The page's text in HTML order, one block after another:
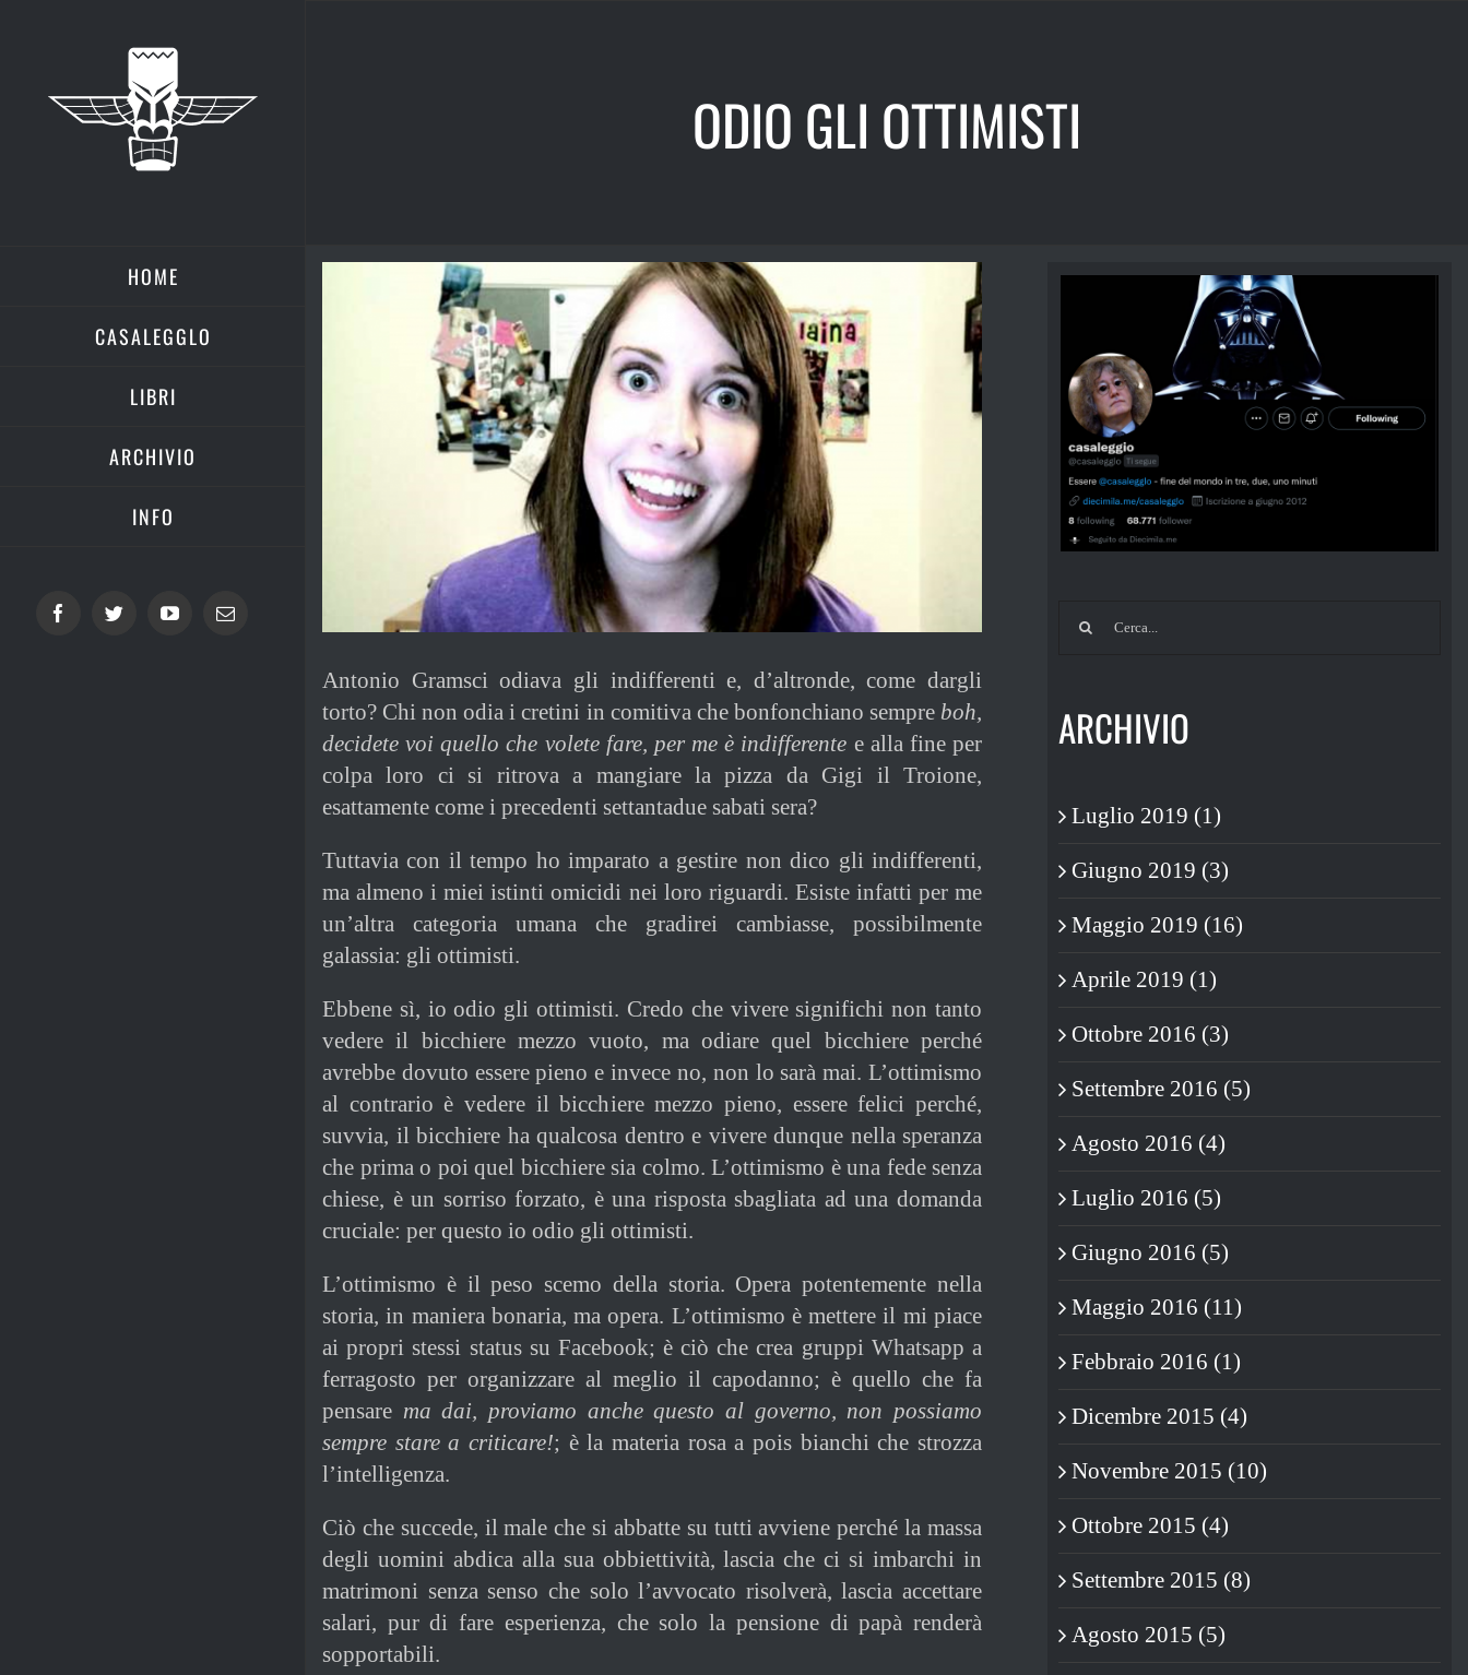
HOME
CASALEGGLO
LIBRI
ARCHIVIO
INFO
FacebookTwitterYouTubeEmail
ODIO GLI OTTIMISTI
Antonio Gramsci odiava gli indifferenti e, d’altronde, come dargli
torto? Chi non odia i cretini in comitiva che bonfonchiano sempre boh,
decidete voi quello che volete fare, per me è indifferente e alla fine per
colpa loro ci si ritrova a mangiare la pizza da Gigi il Troione,
esattamente come i precedenti settantadue sabati sera?
Tuttavia con il tempo ho imparato a gestire non dico gli indifferenti,
ma almeno i miei istinti omicidi nei loro riguardi. Esiste infatti per me
un’altra categoria umana che gradirei cambiasse, possibilmente
galassia: gli ottimisti.
Ebbene sì, io odio gli ottimisti. Credo che vivere significhi non tanto
vedere il bicchiere mezzo vuoto, ma odiare quel bicchiere perché
avrebbe dovuto essere pieno e invece no, non lo sarà mai. L’ottimismo
al contrario è vedere il bicchiere mezzo pieno, essere felici perché,
suvvia, il bicchiere ha qualcosa dentro e vivere dunque nella speranza
che prima o poi quel bicchiere sia colmo. L’ottimismo è una fede senza
chiese, è un sorriso forzato, è una risposta sbagliata ad una domanda
cruciale: per questo io odio gli ottimisti.
L’ottimismo è il peso scemo della storia. Opera potentemente nella
storia, in maniera bonaria, ma opera. L’ottimismo è mettere il mi piace
ai propri stessi status su Facebook; è ciò che crea gruppi Whatsapp a
ferragosto per organizzare al meglio il capodanno; è quello che fa
pensare ma dai, proviamo anche questo al governo, non possiamo
sempre stare a criticare!; è la materia rosa a pois bianchi che strozza
l’intelligenza.
Ciò che succede, il male che si abbatte su tutti avviene perché la massa
degli uomini abdica alla sua obbiettività, lascia che ci si imbarchi in
matrimoni senza senso che solo l’avvocato risolverà, lascia accettare
salari, pur di fare esperienza, che solo la pensione di papà renderà
sopportabili.
Cerca
ARCHIVIO
Luglio 2019 (1)
Giugno 2019 (3)
Maggio 2019 (16)
Aprile 2019 (1)
Ottobre 2016 (3)
Settembre 2016 (5)
Agosto 2016 (4)
Luglio 2016 (5)
Giugno 2016 (5)
Maggio 2016 (11)
Febbraio 2016 (1)
Dicembre 2015 (4)
Novembre 2015 (10)
Ottobre 2015 (4)
Settembre 2015 (8)
Agosto 2015 (5)